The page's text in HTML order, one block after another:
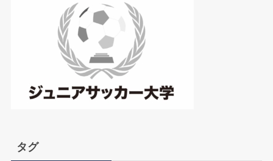
タグ